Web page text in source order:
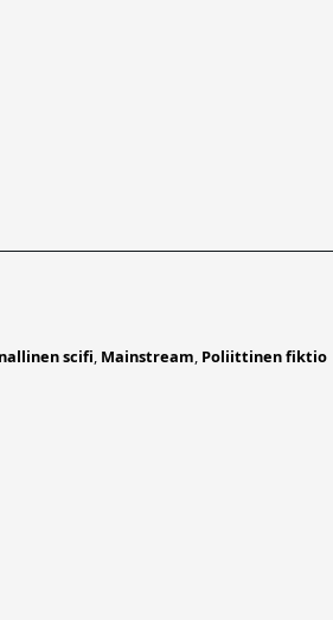
scifi, Mainstream, Poliittinen fiktio